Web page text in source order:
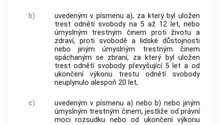
b)
uvedeným v písmenu a), za který byl uložen
trest odnětí svobody na 5 až 12 let, nebo
úmyslným trestným činem proti životu a
zdraví, proti svobodě a lidské důstojnosti
nebo jiným úmyslným trestným činem
spáchaným se zbraní, za který byl uložen
trest odnětí svobody převyšující 5 let a od
ukončení výkonu trestu odnětí svobody
neuplynulo alespoň 20 let,
c)
uvedeným v písmenu a) nebo b) nebo jiným
úmyslným trestným činem, jestliže od právní
moci rozsudku nebo od ukončení výkonu